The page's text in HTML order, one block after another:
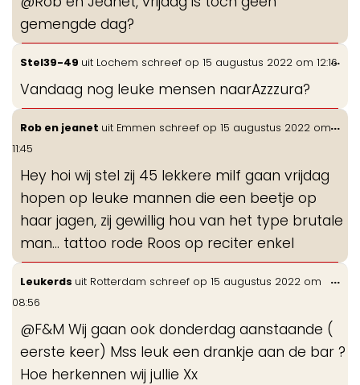
gemengde dag?
Stel39-49 uit Lochem schreef op 15 augustus 2022 om 12:16
Vandaag nog leuke mensen naarAzzzura?
...
Rob en jeanet uit Emmen schreef op 15 augustus 2022 om
11:45
Hey hoi wij stel zij 45 lekkere milf gaan vrijdag
hopen op leuke mannen die een beetje op
haar jagen, zij gewillig hou van het type brutale
man... tattoo rode Roos op reciter enkel
...
Leukerds uit Rotterdam schreef op 15 augustus 2022 om
08:56
@F&M Wij gaan ook donderdag aanstaande (
eerste keer) Mss leuk een drankje aan de bar ?
Hoe herkennen wij jullie Xx
...